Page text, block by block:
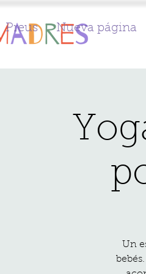
Preus Nueva página
Un